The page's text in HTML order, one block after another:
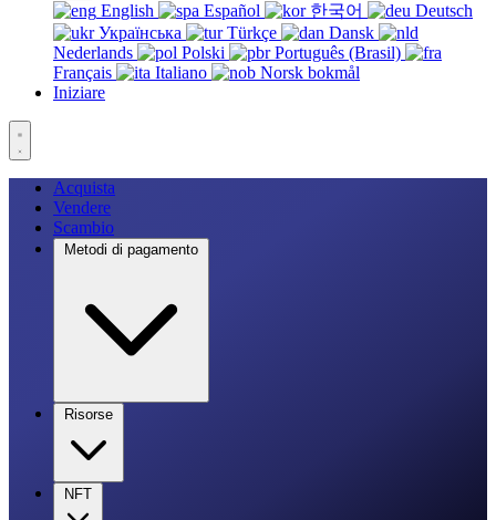
English Español 한국어
Deutsch
Українська
Türkçe
Dansk
Nederlands
Polski
Português (Brasil)
Français
Italiano
Norsk bokmål
Iniziare
Acquista
Vendere
Scambio
Metodi di pagamento
Risorse
NFT